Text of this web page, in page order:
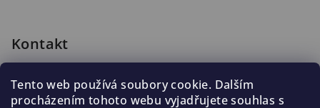
Tento web používá soubory cookie. Dalším
procházením tohoto webu vyjadřujete souhlas s
Kontakt
222 316 990
776 019 998, 602 537 625